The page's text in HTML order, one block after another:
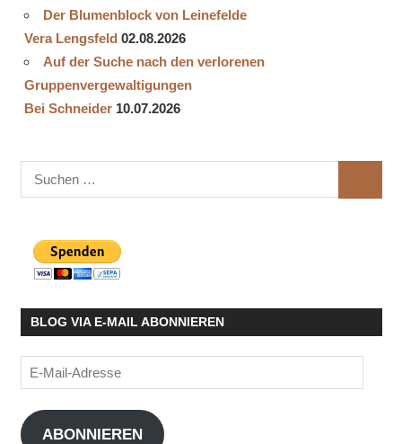
Der Blumenblock von Leinefelde
Vera Lengsfeld 02.08.2026
Auf der Suche nach den verlorenen
Gruppenvergewaltigungen
Bei Schneider 10.07.2026
Suchen
nach:
BLOG VIA E-MAIL ABONNIEREN
E-
Mail-
Adresse
ABONNIEREN